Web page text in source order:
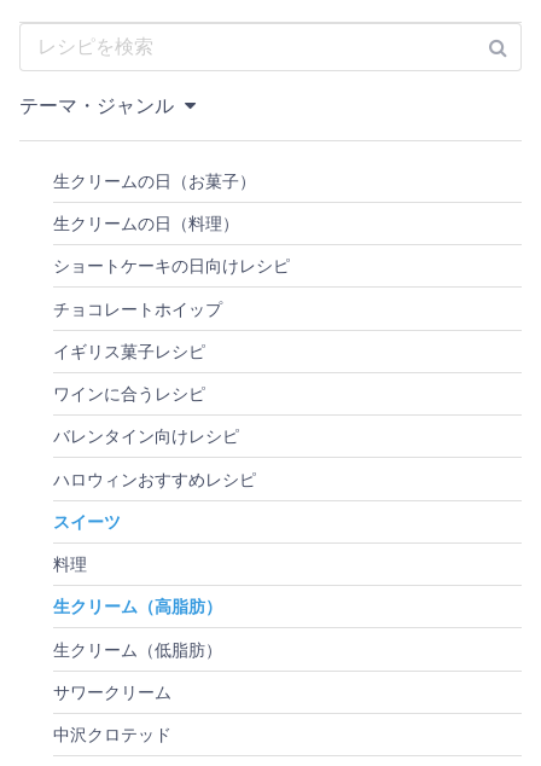
テーマ・ジャンル
生クリームの日（お菓子）
生クリームの日（料理）
ショートケーキの日向けレシピ
チョコレートホイップ
イギリス菓子レシピ
ワインに合うレシピ
バレンタイン向けレシピ
ハロウィンおすすめレシピ
スイーツ
料理
生クリーム（高脂肪）
生クリーム（低脂肪）
サワークリーム
中沢クロテッド